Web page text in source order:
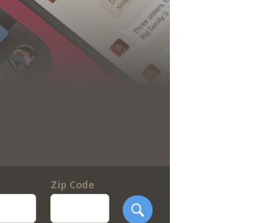
Zip Code